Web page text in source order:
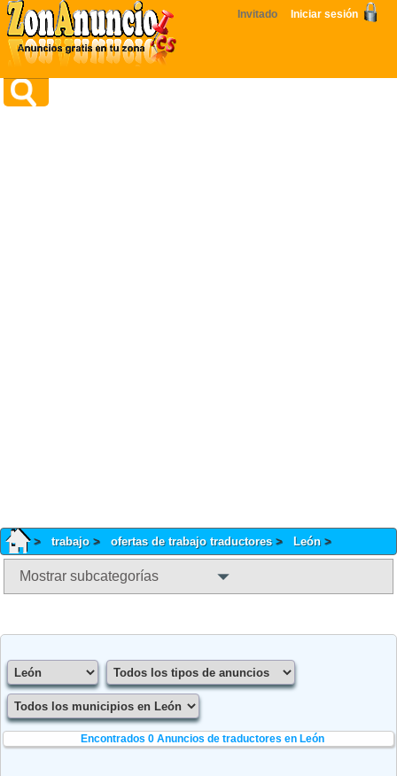
Invitado Iniciar sesión
trabajo ofertas de trabajo traductores León
Mostrar subcategorías
Encontrados 0 Anuncios de traductores en León